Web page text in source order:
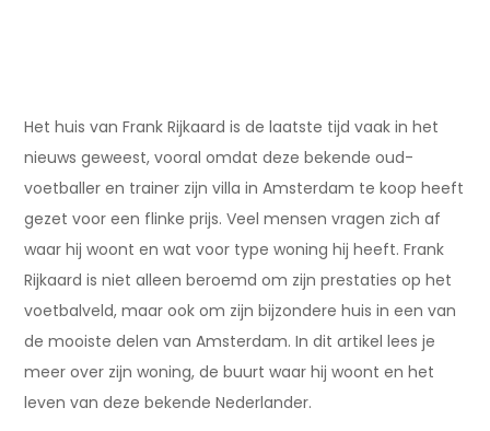
Het huis van Frank Rijkaard is de laatste tijd vaak in het
nieuws geweest, vooral omdat deze bekende oud-
voetballer en trainer zijn villa in Amsterdam te koop heeft
gezet voor een flinke prijs. Veel mensen vragen zich af
waar hij woont en wat voor type woning hij heeft. Frank
Rijkaard is niet alleen beroemd om zijn prestaties op het
voetbalveld, maar ook om zijn bijzondere huis in een van
de mooiste delen van Amsterdam. In dit artikel lees je
meer over zijn woning, de buurt waar hij woont en het
leven van deze bekende Nederlander.